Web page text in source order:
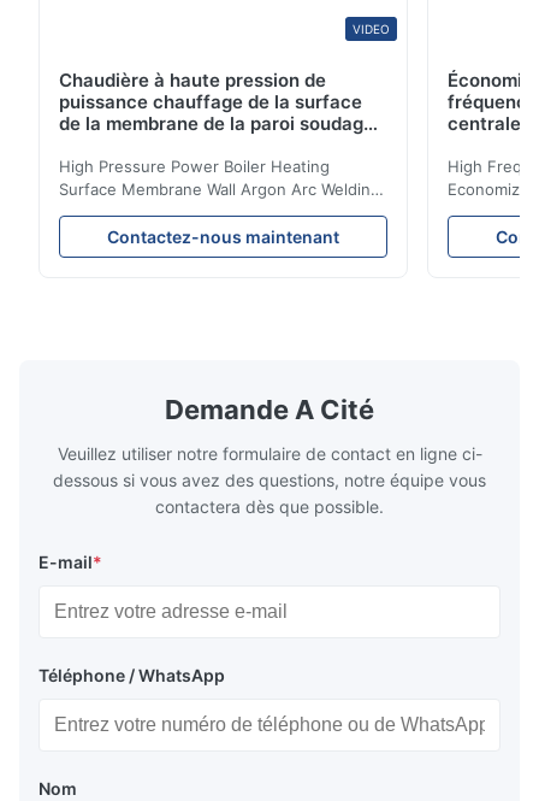
VIDEO
Chaudière à haute pression de
puissance chauffage de la surface
de la membrane de la paroi soudage
biomasse
High Pressure Power Boiler Heating
Surface Membrane Wall Argon Arc Welding
For Biomass Boiler Product Introduction
Water wall panels with pins usually laid
vertically on the inner wall of the furnace
the basic component of boiler water
circulation loop.Because of both cooling
Contactez-nous maintenant
centrale
High
Product
is a
industrial
Demande A Cité
Veuillez utiliser notre formulaire de contact en ligne ci-
dessous si vous avez des questions, notre équipe vous
contactera dès que possible.
E-mail*
Téléphone / WhatsApp
Nom